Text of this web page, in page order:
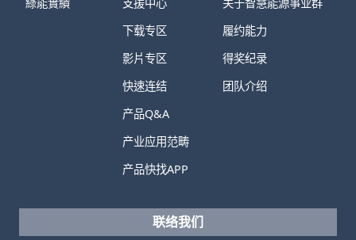
下载专区
影片专区
快速连结
产品Q&A
产业应用范畴
产品快找APP
履约能力
得奖纪录
团队介绍
联络我们